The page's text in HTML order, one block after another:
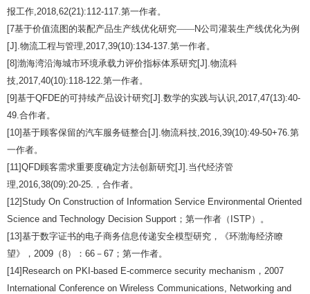
报工作,2018,62(21):112-117.第一作者。
[7基于价值流图的装配产品生产线优化研究——N公司灌装生产线优化为例
[J].物流工程与管理,2017,39(10):134-137.第一作者。
[8]渤海湾沿海城市环境承载力评价指标体系研究[J].物流科
技,2017,40(10):118-122.第一作者。
[9]基于QFDE的可持续产品设计研究[J].数学的实践与认识,2017,47(13):40-
49.合作者。
[10]基于顾客保留的汽车服务链整合[J].物流科技,2016,39(10):49-50+76.第
一作者。
[11]QFD顾客需求重要度确定方法创新研究[J].当代经济管
理,2016,38(09):20-25. ，合作者。
[12]Study On Construction of Information Service Environmental Oriented
Science and Technology Decision Support ；第一作者（ ISTP ）。
[13]基于数字证书的电子商务信息传递安全模型研究，《环渤海经济瞭
望》， 2009 （8）： 66 － 67 ；第一作者。
[14]Research on PKI-based E-commerce security mechanism ， 2007
International Conference on Wireless Communications, Networking and